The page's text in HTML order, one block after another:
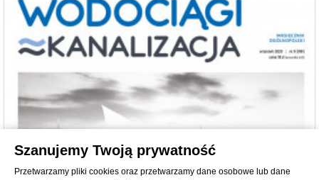
Szanujemy Twoją prywatność
Przetwarzamy pliki cookies oraz przetwarzamy dane osobowe lub dane